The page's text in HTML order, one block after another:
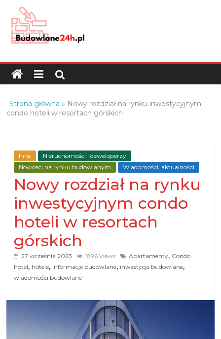
content
Budowlane24h.pl
portal
budowlany
oraz
budowlanej
Strona główna » Nowy rozdział na rynku inwestycyjnym
condo hoteli w resortach górskich
Inne
Nieruchomości i deweloperzy
Nowości na rynku budowlanym
Wiadomości, aktualności
Nowy rozdział na rynku
inwestycyjnym condo
hoteli w resortach
górskich
27 września 2023 1896 Views Apartamenty, Condo
hotel, hotele, informacje budowlane, inwestycje budowlane,
wiadomości budowlane